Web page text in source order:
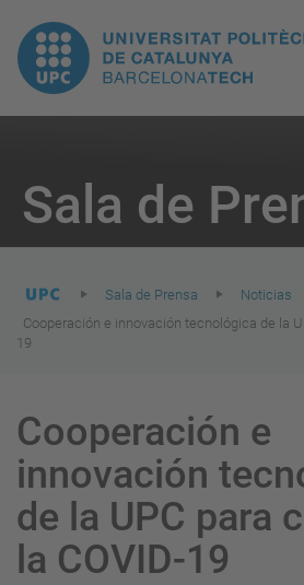
UPC.
Universitat
de
Catalunya
Sala de
here:
Sala de Prensa
Noticias
Cooperación e innovación tecnológica de la
19
Cooperación e
innovación
de la UPC para
la COVID-19